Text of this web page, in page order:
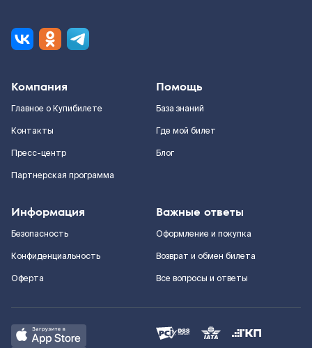
Компания
Главное о Купибилете
Контакты
Пресс-центр
Партнерская программа
Помощь
База знаний
Где мой билет
Блог
Информация
Безопасность
Конфиденциальность
Оферта
Важные ответы
Оформление и покупка
Возврат и обмен билета
Все вопросы и ответы